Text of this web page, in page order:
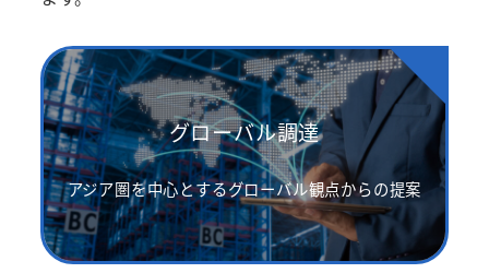
グローバル調達
アジア圏を中心とするグローバル観点からの提案